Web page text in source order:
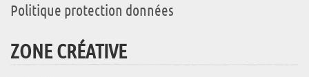
Politique protection données
ZONE CRÉATIVE